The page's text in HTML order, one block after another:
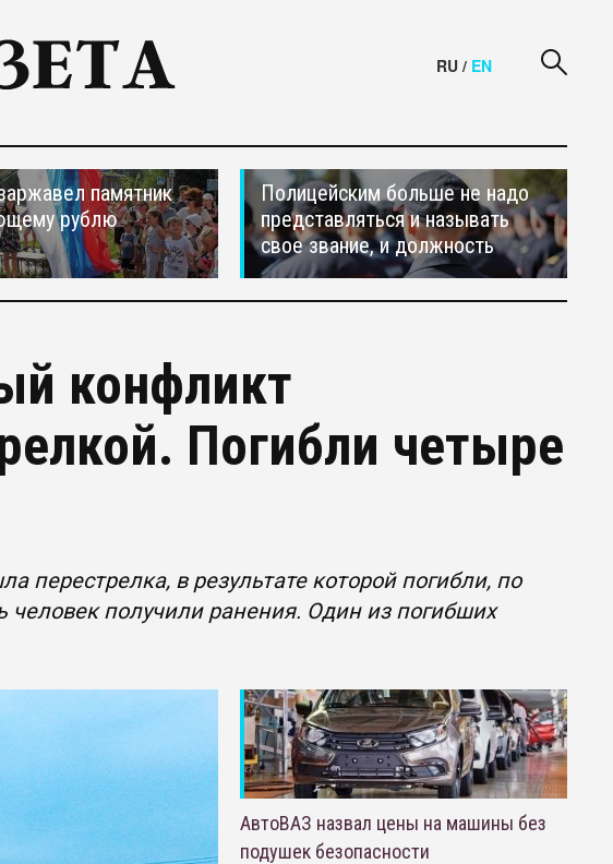
RU / EN
памятник
рублю
Полицейским больше не надо
представляться и называть
свое звание, и должность
конфликт
Погибли четыре
перестрелка, в результате которой погибли, по
получили ранения. Один из погибших
АвтоВАЗ назвал цены на машины без
подушек безопасности